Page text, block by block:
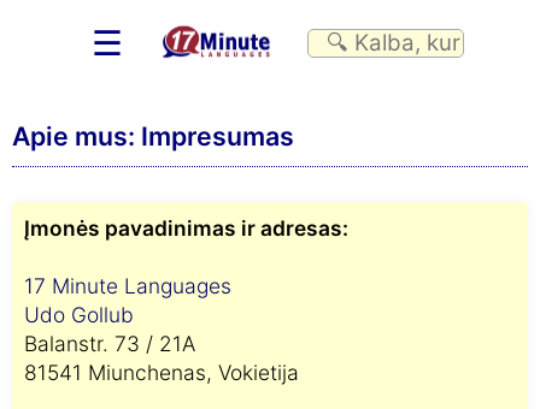
☰
Apie mus: Impresumas
Įmonės pavadinimas ir adresas:
17 Minute Languages
Udo Gollub
Balanstr. 73 / 21A
81541 Miunchenas, Vokietija